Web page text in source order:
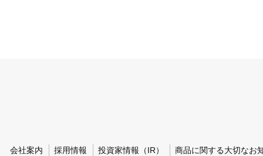
会社案内 採用情報 投資家情報（IR） 商品に関する大切なお